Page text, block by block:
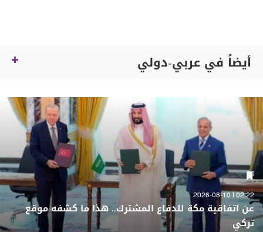
أيضاً في عربي-دولي
02:22 | 2026-08-10
عن اتفاقية مكة للدفاع المشترك.. هذا ما كشفه موقع
تركي